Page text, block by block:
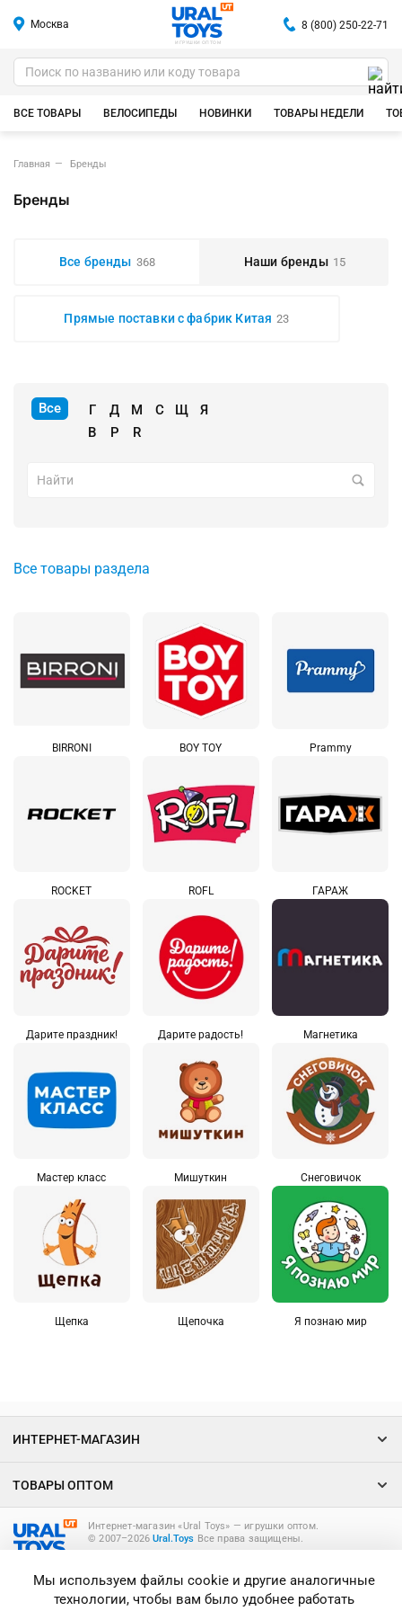
Москва
ИГРУШКИ ОПТОМ
8 (800) 250-22-71
ВСЕ ТОВАРЫ ВЕЛОСИПЕДЫ НОВИНКИ ТОВАРЫ НЕДЕЛИ
Главная Бренды
Бренды
Все бренды 368 Наши бренды 15
Прямые поставки с фабрик Китая 23
Все Г Д М С Щ
Я
B
P R
Все товары раздела
BIRRONI BOY TOY Prammy
ROCKET ROFL ГАРАЖ
Дарите праздник! Дарите радость! Магнетика
Мастер класс Мишуткин Снеговичок
Щепка Щепочка Я познаю мир
Интернет-магазин «Ural Toys» ― игрушки оптом.
© 2007–2026Ural.Toys Все права защищены.
ИНТЕРНЕТ-МАГАЗИН
ТОВАРЫ ОПТОМ
Мы используем файлы cookie и другие аналогичные
технологии, чтобы вам было удобнее работать